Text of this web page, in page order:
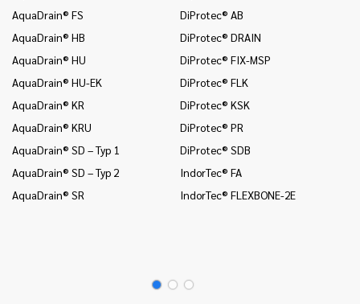
AquaDrain® FS
AquaDrain® HB
AquaDrain® HU
AquaDrain® HU-EK
AquaDrain® KR
AquaDrain® KRU
AquaDrain® SD – Typ 1
AquaDrain® SD – Typ 2
AquaDrain® SR
DiProtec® AB
DiProtec® DRAIN
DiProtec® FIX-MSP
DiProtec® FLK
DiProtec® KSK
DiProtec® PR
DiProtec® SDB
IndorTec® FA
IndorTec® FLEXBONE-2E